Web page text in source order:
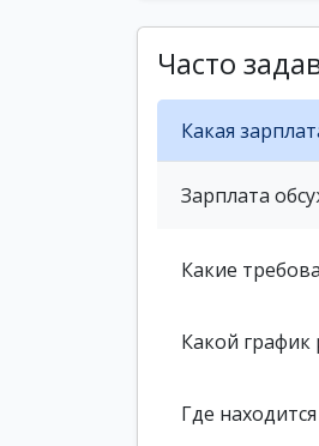
Часто
Какая
Зарплата
Какие
Какой график
Где